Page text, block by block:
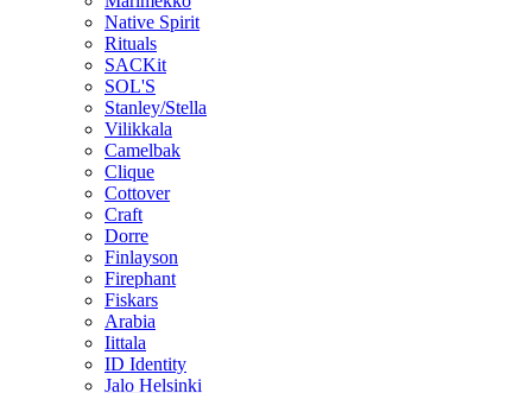
Native Spirit
Rituals
SACKit
SOL'S
Stanley/Stella
Vilikkala
Camelbak
Clique
Cottover
Craft
Dorre
Finlayson
Firephant
Fiskars
Arabia
Iittala
ID Identity
Jalo Helsinki